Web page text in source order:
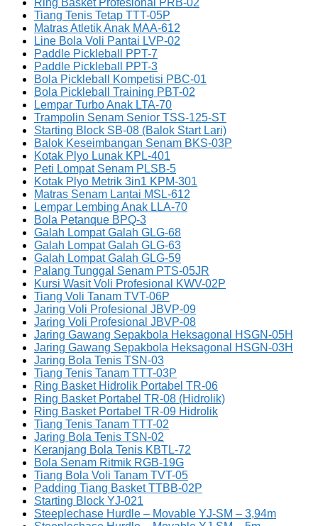
Ring Basket Profesional PRB-02
Tiang Tenis Tetap TTT-05P
Matras Atletik Anak MAA-612
Line Bola Voli Pantai LVP-02
Paddle Pickleball PPT-7
Paddle Pickleball PPT-3
Bola Pickleball Kompetisi PBC-01
Bola Pickleball Training PBT-02
Lempar Turbo Anak LTA-70
Trampolin Senam Senior TSS-125-ST
Starting Block SB-08 (Balok Start Lari)
Balok Keseimbangan Senam BKS-03P
Kotak Plyo Lunak KPL-401
Peti Lompat Senam PLSB-5
Kotak Plyo Metrik 3in1 KPM-301
Matras Senam Lantai MSL-612
Lempar Lembing Anak LLA-70
Bola Petanque BPQ-3
Galah Lompat Galah GLG-68
Galah Lompat Galah GLG-63
Galah Lompat Galah GLG-59
Palang Tunggal Senam PTS-05JR
Kursi Wasit Voli Profesional KWV-02P
Tiang Voli Tanam TVT-06P
Jaring Voli Profesional JBVP-09
Jaring Voli Profesional JBVP-08
Jaring Gawang Sepakbola Heksagonal HSGN-05H
Jaring Gawang Sepakbola Heksagonal HSGN-03H
Jaring Bola Tenis TSN-03
Tiang Tenis Tanam TTT-03P
Ring Basket Hidrolik Portabel TR-06
Ring Basket Portabel TR-08 (Hidrolik)
Ring Basket Portabel TR-09 Hidrolik
Tiang Tenis Tanam TTT-02
Jaring Bola Tenis TSN-02
Keranjang Bola Tenis KBTL-72
Bola Senam Ritmik RGB-19G
Tiang Bola Voli Tanam TVT-05
Padding Tiang Basket TTBB-02P
Starting Block YJ-021
Steeplechase Hurdle – Movable YJ-SM – 3,94m